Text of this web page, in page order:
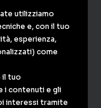
ITALIA prodotti
utilizziamo
e, con il tuo
esperienza,
come
il tuo
i contenuti e gli
interessi tramite